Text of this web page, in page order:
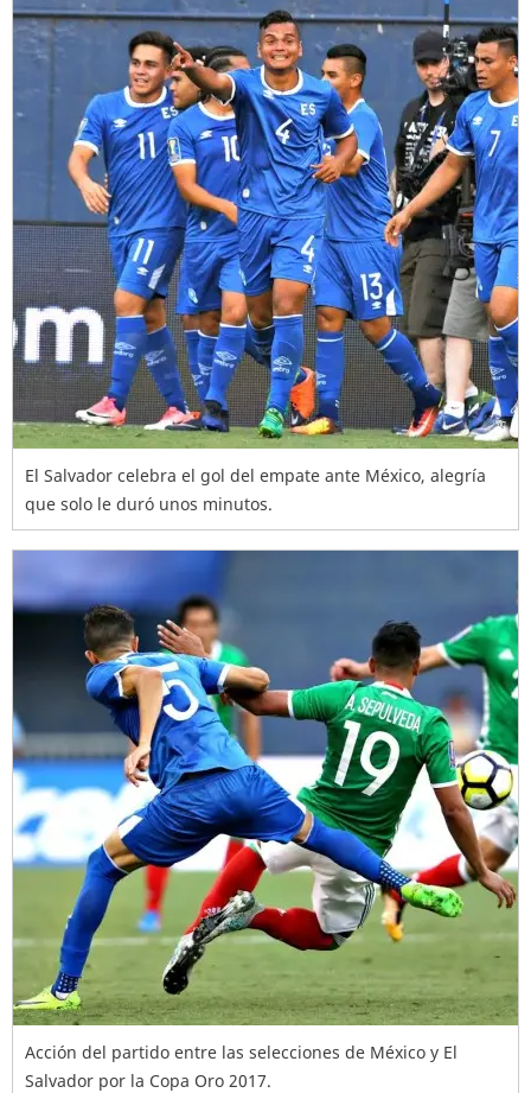
El Salvador celebra el gol del empate ante México, alegría
que solo le duró unos minutos.
Acción del partido entre las selecciones de México y El
Salvador por la Copa Oro 2017.